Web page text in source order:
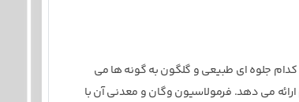
جلوه ای طبیعی و گلگون به گونه ها می
می دهد. فرمولاسیون وگان و معدنی آن با